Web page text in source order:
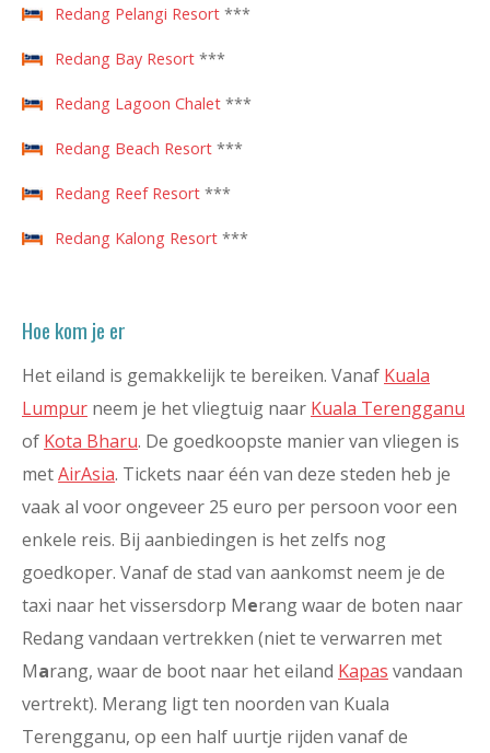
Redang Pelangi Resort ***
Redang Bay Resort ***
Redang Lagoon Chalet ***
Redang Beach Resort ***
Redang Reef Resort ***
Redang Kalong Resort ***
Hoe kom je er
Het eiland is gemakkelijk te bereiken. Vanaf Kuala
Lumpur neem je het vliegtuig naar Kuala Terengganu
of Kota Bharu. De goedkoopste manier van vliegen is
metAirAsia. Tickets naar één van deze steden heb je
vaak al voor ongeveer 25 euro per persoon voor een
enkele reis. Bij aanbiedingen is het zelfs nog
goedkoper. Vanaf de stad van aankomst neem je de
taxi naar het vissersdorp Merang waar de boten naar
Redang vandaan vertrekken (niet te verwarren met
Marang, waar de boot naar het eiland Kapas vandaan
vertrekt). Merang ligt ten noorden van Kuala
Terengganu, op een half uurtje rijden vanaf de